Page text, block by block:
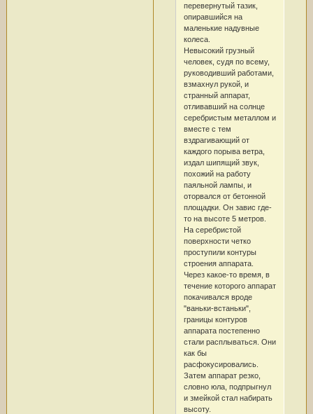
перевернутый тазик,
опиравшийся на
маленькие надувные
колеса.
Невысокий грузный
человек, судя по всему,
руководивший работами,
взмахнул рукой, и
странный аппарат,
отливавший на солнце
серебристым металлом и
вместе с тем
вздрагивающий от
каждого порыва ветра,
издал шипящий звук,
похожий на работу
паяльной лампы, и
оторвался от бетонной
площадки. Он завис где-
то на высоте 5 метров.
На серебристой
поверхности четко
проступили контуры
строения аппарата.
Через какое-то время, в
течение которого аппарат
покачивался вроде
"ваньки-встаньки",
границы контуров
аппарата постепенно
стали расплываться. Они
как бы
расфокусировались.
Затем аппарат резко,
словно юла, подпрыгнул
и змейкой стал набирать
высоту.